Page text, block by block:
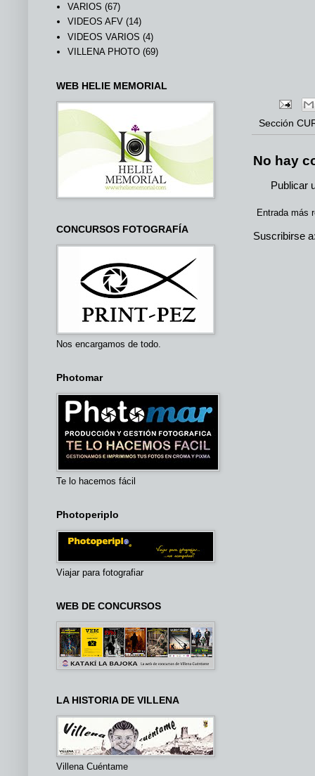
Sección
No hay
Publicar
Entrada más
Suscribirse
VARIOS (67)
VIDEOS AFV (14)
VIDEOS VARIOS (4)
VILLENA PHOTO (69)
WEB HELIE MEMORIAL
CONCURSOS FOTOGRAFÍA
Nos encargamos de todo.
Photomar
Te lo hacemos fácil
Photoperiplo
Viajar para fotografiar
WEB DE CONCURSOS
LA HISTORIA DE VILLENA
Villena Cuéntame